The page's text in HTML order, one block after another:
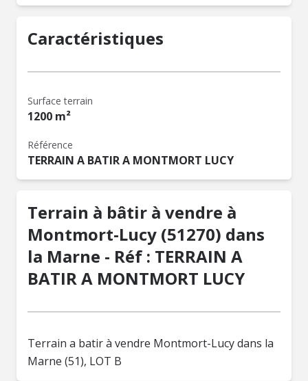
Caractéristiques
Surface terrain
1200 m²
Référence
TERRAIN A BATIR A MONTMORT LUCY
Terrain à bâtir à vendre à
Montmort-Lucy (51270) dans
la Marne - Réf : TERRAIN A
BATIR A MONTMORT LUCY
Terrain a batir à vendre Montmort-Lucy dans la
Marne (51), LOT B